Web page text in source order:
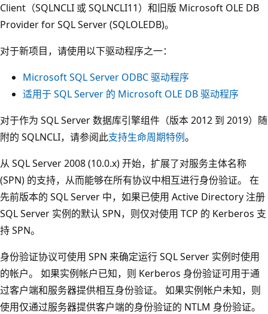
Client（SQLNCLI 或 SQLNCLI11）和旧版 Microsoft OLE DB
Provider for SQL Server (SQLOLEDB)。
对于新项目，请使用以下驱动程序之一：
Microsoft SQL Server ODBC 驱动程序
适用于 SQL Server 的 Microsoft OLE DB 驱动程序
对于作为 SQL Server 数据库引擎组件（版本 2012 到 2019）随
附的 SQLNCLI，请参阅此支持生命周期特例。
从 SQL Server 2008 (10.0.x) 开始，扩展了对服务主体名称
(SPN) 的支持，从而能够在所有协议中相互进行身份验证。 在
先前版本的 SQL Server 中，如果已使用 Active Directory 注册
SQL Server 实例的默认 SPN，则仅对使用 TCP 的 Kerberos 支
持 SPN。
身份验证协议可使用 SPN 来确定运行 SQL Server 实例时使用
的帐户。 如果实例帐户已知，则 Kerberos 身份验证可用于通
过客户端和服务器提供相互身份验证。 如果实例帐户未知，则
使用仅通过服务器提供客户端的身份验证的 NTLM 身份验证。